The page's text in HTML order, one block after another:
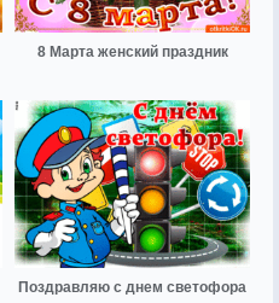
8 Марта женский праздник
Поздравляю с днем светофора